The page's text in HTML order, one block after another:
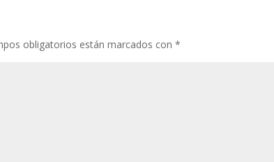
obligatorios están marcados con*